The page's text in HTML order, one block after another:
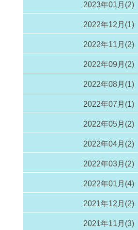
2023年01月(2)
2022年12月(1)
2022年11月(2)
2022年09月(2)
2022年08月(1)
2022年07月(1)
2022年05月(2)
2022年04月(2)
2022年03月(2)
2022年01月(4)
2021年12月(2)
2021年11月(3)